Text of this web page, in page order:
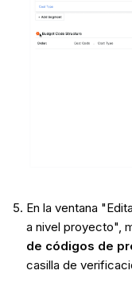
En la ventana
a nivel proyecto",
de códigos de
casilla de